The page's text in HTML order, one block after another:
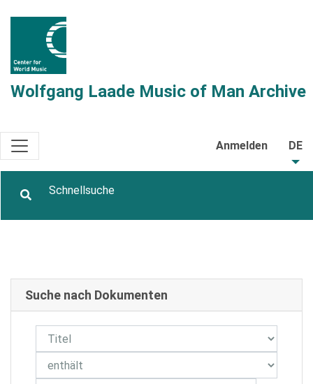
Wolfgang Laade Music of Man Archive
Anmelden DE
Suche nach Dokumenten